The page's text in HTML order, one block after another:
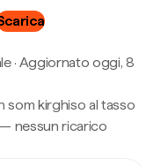
· Aggiornato oggi, 8
som kirghiso al tasso
nessun ricarico